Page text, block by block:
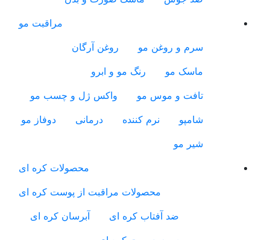
مراقبت مو
سرم و روغن مو
روغن آرگان
ماسک مو
رنگ مو و ابرو
تافت و موس مو
واکس ژل و چسب مو
شامپو
نرم کننده درمانی
دوفاز مو
شیر مو
محصولات کره ای
محصولات مراقبت از پوست کره ای
ضد آفتاب کره ای
آبرسان کره ای